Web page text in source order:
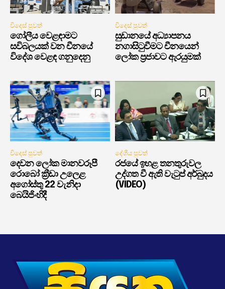
විදෙස් පුවත්
ගෝලීය වෙළඳාමට
සවිබලයක් වන චීනයේ
විදේශ වෙළඳ ගනුදෙනු
විදෙස් පුවත්
සුඩානයේ අධ්‍යාපනය
නගාසිටුවීමට චීනයෙන්
ලෝක ප්‍රජාවට ඇරයුමක්
විදෙස් පුවත්
දෙවන ලෝක මානවරූපී
රොබෝ ක්‍රීඩා උලෙළ
අගෝස්තු 22 වැනිදා
බෙයිජිංහිදී
දේශීය පුවත්
රජයේ ඉහළ තනතුරුවල
උද්ගත වී ඇති වැටුප් අර්බුදය
(VIDEO)